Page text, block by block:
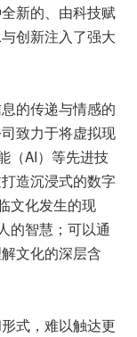
新的、由科技赋
创新注入了强大
的传递与情感的
致力于将虚拟现
（AI）等先进技
造沉浸式的数字
文化发生的现
的智慧；可以通
文化的深层含
式，难以触达更